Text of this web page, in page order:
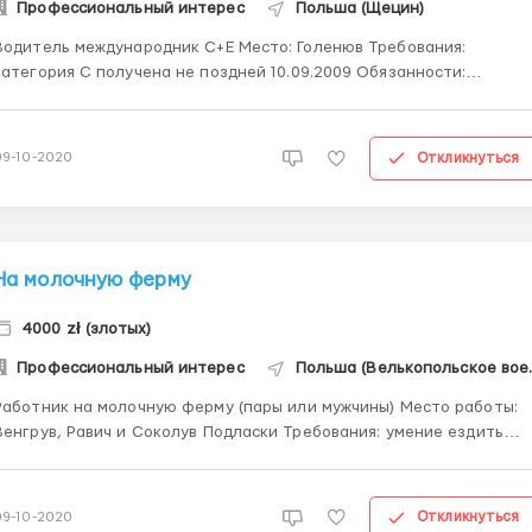
Профессиональный интерес Польша (Щецин)
международник С+Е Место: Голенюв Требования:
С получена не поздней 10.09.2009 Обязанности:
евро/день - умова о праце - график работы: ...
10-2020 Откликнуться
молочную ферму
4000 zł (злотых)
Профессиональный интерес
на молочную ферму (пары или мужчины) Место работы:
Равич и Соколув Подласки Требования: умение ездить
плавающий выходной среди недели Жилье: прожи...
10-2020 Откликнуться